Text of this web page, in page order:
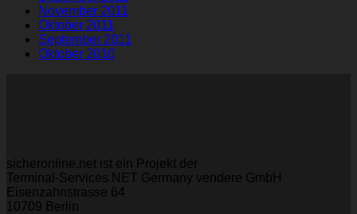
November 2011
Oktober 2011
September 2011
Oktober 2010
sicheronline.net ist ein Projekt der
Terminal-Services.NET Germany vendere GmbH
Eisenzahnstrasse 64
10709 Berlin